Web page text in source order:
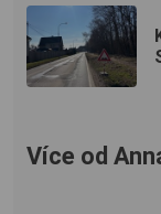
Více od